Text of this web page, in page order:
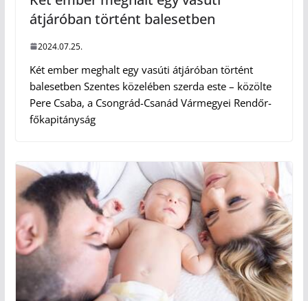
átjáróban történt balesetben
2024.07.25.
Két ember meghalt egy vasúti átjáróban történt
balesetben Szentes közelében szerda este – közölte
Pere Csaba, a Csongrád-Csanád Vármegyei Rendőr-
főkapitányság